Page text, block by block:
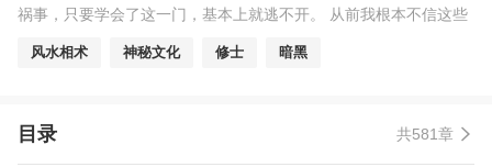
祸事，只要学会了这一门，基本上就逃不开。 从前我根本不信这些
风水相术 神秘文化 修士 暗黑
目录 共581章